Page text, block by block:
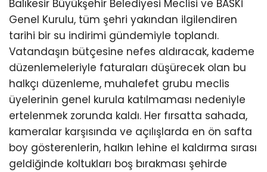
Balıkesir Büyükşehir Belediyesi Meclisi ve BASKİ
Genel Kurulu, tüm şehri yakından ilgilendiren
tarihi bir su indirimi gündemiyle toplandı.
Vatandaşın bütçesine nefes aldıracak, kademe
düzenlemeleriyle faturaları düşürecek olan bu
halkçı düzenleme, muhalefet grubu meclis
üyelerinin genel kurula katılmaması nedeniyle
ertelenmek zorunda kaldı. Her fırsatta sahada,
kameralar karşısında ve açılışlarda en ön safta
boy gösterenlerin, halkın lehine el kaldırma sırası
geldiğinde koltukları boş bırakması şehirde